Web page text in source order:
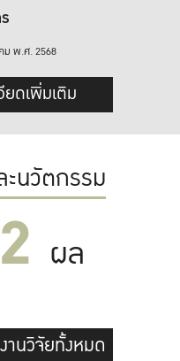
พ.ศ. 2568
ยดเพิ่มเติม
ะนวัตกรรม
ผล
านวิจัยทั้งหมด